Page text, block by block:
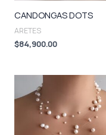
CANDONGAS DOTS
ARETES
$84,900.00